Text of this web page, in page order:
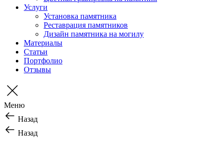
Услуги
Установка памятника
Реставрация памятников
Дизайн памятника на могилу
Материалы
Статьи
Портфолио
Отзывы
Меню
Назад
Назад